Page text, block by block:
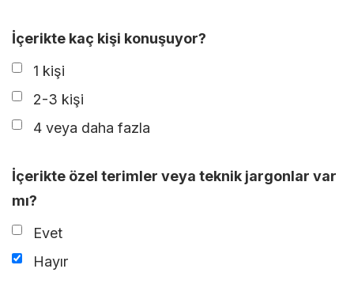
İçerikte kaç kişi konuşuyor?
1 kişi
2-3 kişi
4 veya daha fazla
İçerikte özel terimler veya teknik jargonlar var
mı?
Evet
Hayır